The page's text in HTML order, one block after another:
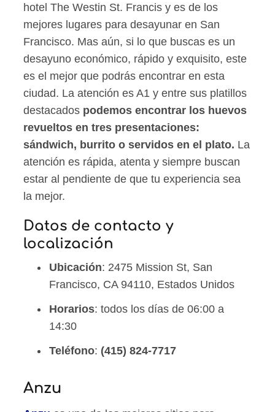
hotel The Westin St. Francis y es de los
mejores lugares para desayunar en San
Francisco. Mas aún, si lo que buscas es un
desayuno económico, rápido y exquisito, este
es el mejor que podrás encontrar en esta
ciudad. La atención es A1 y entre sus platillos
destacados podemos encontrar los huevos
revueltos en tres presentaciones:
sándwich, burrito o servidos en el plato. La
atención es rápida, atenta y siempre buscan
estar al pendiente de que tu experiencia sea
la mejor.
Datos de contacto y
localización
Ubicación: 2475 Mission St, San
Francisco, CA 94110, Estados Unidos
Horarios: todos los días de 06:00 a
14:30
Teléfono: (415) 824-7717
Anzu